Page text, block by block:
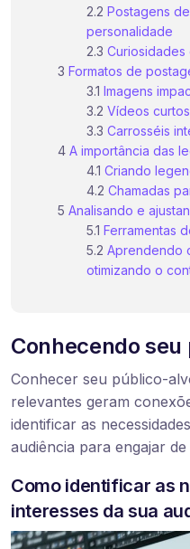
Postagens
personalidade
Curiosidades
Formatos de
Imagens
Vídeos
Carrosséis
A importância das
Criando
Chamadas
Analisando e
Ferramentas
Aprendendo
otimizando o
Conhecendo
Conhecer seu público-
relevantes geram
identificar as
audiência para engajar de
Como identificar as
interesses da sua